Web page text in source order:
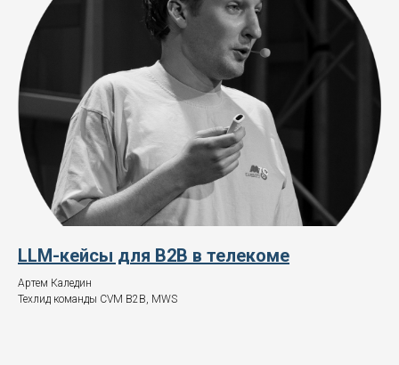
LLM-кейсы для B2B в телекоме
Артем Каледин
Техлид команды CVM B2B, MWS